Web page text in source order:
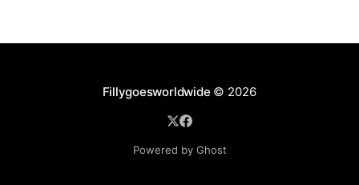
Fillygoesworldwide © 2026
Powered by Ghost